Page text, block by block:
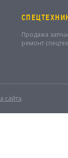
Продажа
ремонт
сайта.